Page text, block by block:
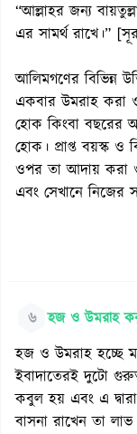
“আল্লাহর জন্য
এর সামর্থ রাখে।”
আলিমগণের বিভিন্ন
একবার উমরাহ করা
হোক কিংবা বছরের
হোক। প্রাপ্ত বয়স্ক ও
ওপর তা আদায় করা
এবং সেখানে নিজের
৬ হজ ও উমরাহ
হজ ও উমরাহ হচ্ছে
ইবাদাতেরই দুটো
কবুল হয় এবং এ
বাসনা রাখেন তা